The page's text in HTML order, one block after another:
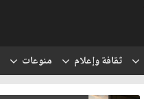
ثقافة وإعلام منوعات